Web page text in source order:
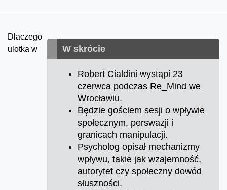
W skrócie
Robert Cialdini wystąpi 23
czerwca podczas Re_Mind we
Wrocławiu.
Będzie gościem sesji o wpływie
społecznym, perswazji i
granicach manipulacji.
Psycholog opisał mechanizmy
wpływu, takie jak wzajemność,
autorytet czy społeczny dowód
słuszności.
Dlaczego
ulotka w